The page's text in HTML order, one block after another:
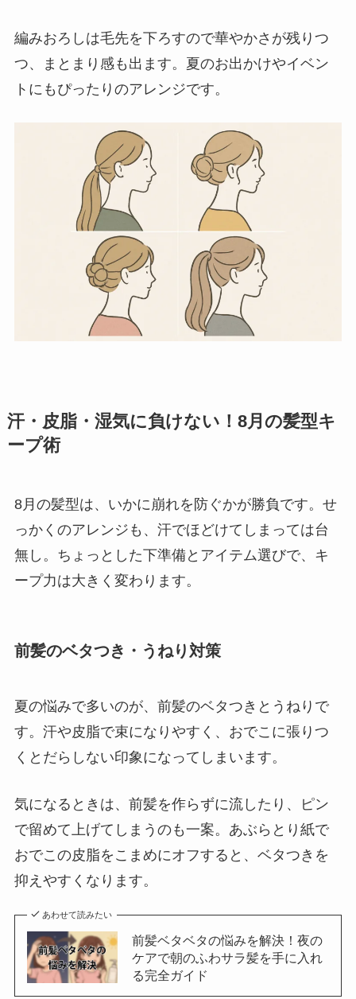
編みおろしは毛先を下ろすので華やかさが残りつ
つ、まとまり感も出ます。夏のお出かけやイベン
トにもぴったりのアレンジです。
汗・皮脂・湿気に負けない！8月の髪型キ
ープ術
8月の髪型は、いかに崩れを防ぐかが勝負です。せ
っかくのアレンジも、汗でほどけてしまっては台
無し。ちょっとした下準備とアイテム選びで、キ
ープ力は大きく変わります。
前髪のベタつき・うねり対策
夏の悩みで多いのが、前髪のベタつきとうねりで
す。汗や皮脂で束になりやすく、おでこに張りつ
くとだらしない印象になってしまいます。
気になるときは、前髪を作らずに流したり、ピン
で留めて上げてしまうのも一案。あぶらとり紙で
おでこの皮脂をこまめにオフすると、ベタつきを
抑えやすくなります。
あわせて読みたい
前髪ベタベタの悩みを解決！夜の
ケアで朝のふわサラ髪を手に入れ
る完全ガイド